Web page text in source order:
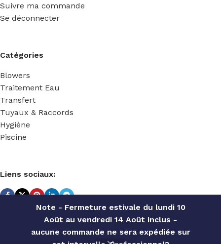
Note - Fermeture estivale du lundi 10
Août au vendredi 14 Août inclus -
aucune commande ne sera expédiée sur
Suivre ma commande
Se déconnecter
Catégories
Blowers
Traitement Eau
Transfert
Tuyaux & Raccords
Hygiène
Piscine
Liens sociaux:
TECHNIDOSE 2022 Réalisé parACS INFORMATIQUE